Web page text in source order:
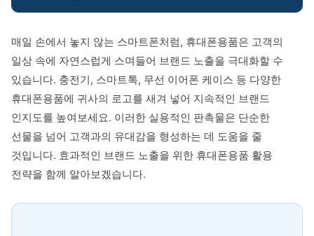
레저/운동용품
명품자개상품
문구용품
미용용품
사무용잡화
사무용품
매일 손에서 놓지 않는 스마트폰처럼, 휴대폰용품은 고객의
일상 속에 자연스럽게 스며들어 브랜드 노출을 극대화할 수
있습니다. 충전기, 스마트톡, 무선 이어폰 케이스 등 다양한
휴대폰용품에 귀사의 로고를 새겨 넣어 지속적인 브랜드
인지도를 높여보세요. 이러한 실용적인 판촉물은 단순한
선물을 넘어 고객과의 유대감을 형성하는 데 도움을 줄
것입니다. 효과적인 브랜드 노출을 위한 휴대폰용품 활용
전략을 함께 알아보겠습니다.